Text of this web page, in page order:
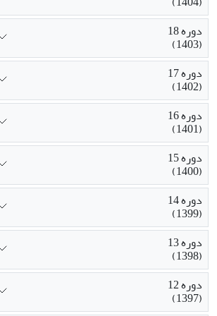
دوره 18
(1403)
دوره 17
(1402)
دوره 16
(1401)
دوره 15
(1400)
دوره 14
(1399)
دوره 13
(1398)
دوره 12
(1397)